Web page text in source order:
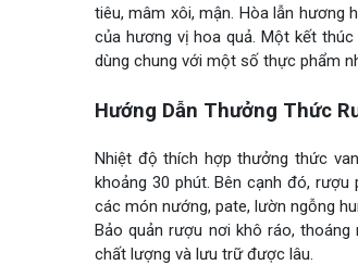
tiêu, mâm xôi, mận. Hòa lẫn
của hương vị hoa quả. Một kết
dùng chung với một số thực phẩm
Hướng Dẫn Thưởng Thức
Nhiệt độ thích hợp thưởng thức
khoảng 30 phút. Bên cạnh đó,
các món nướng, pate, lườn ngỗng
Bảo quản rượu nơi khô ráo,
chất lượng và lưu trữ được lâu.